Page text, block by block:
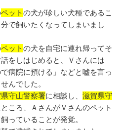
ペットの犬が珍しい犬種であるこ
で飼いたくなってしまいまし
ペットの犬を自宅に連れ帰ってそ
をしはじめると、Ｖさんには
病院に預ける」などと嘘を言っ
んでした。
守山警察署に相談し、滋賀県守
ころ、ＡさんがＶさんのペット
っていることが発覚。